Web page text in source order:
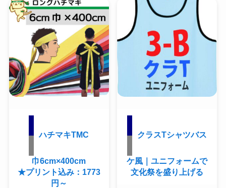
ハチマキTMC
巾6cm×400cm
★プリント込み：1773
円～
クラスTシャツバス
ケ風｜ユニフォームで
文化祭を盛り上げる